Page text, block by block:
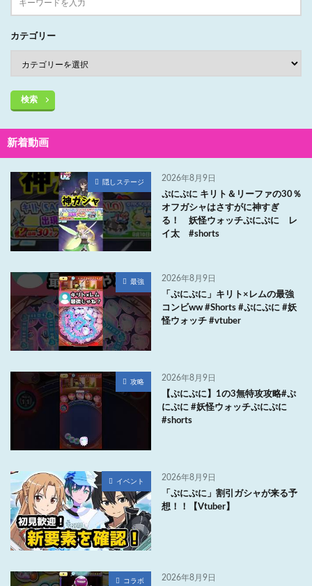
カテゴリー
検索
新着動画
隠しステージ 2026年8月9日
ぷにぷに キリト＆リーファの30％
オフガシャはさすがに神すぎ
る！ 妖怪ウォッチぷにぷに レ
イ太 #shorts
最強 2026年8月9日
「ぷにぷに」キリト×レムの最強
コンビww #Shorts #ぷにぷに #妖
怪ウォッチ #vtuber
攻略 2026年8月9日
【ぷにぷに】1の3無特攻攻略#ぷ
にぷに #妖怪ウォッチぷにぷに
#shorts
イベント 2026年8月9日
「ぷにぷに」割引ガシャが来る予
想！！【Vtuber】
コラボ 2026年8月9日